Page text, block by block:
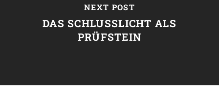
NEXT POST
DAS SCHLUSSLICHT ALS
PRÜFSTEIN